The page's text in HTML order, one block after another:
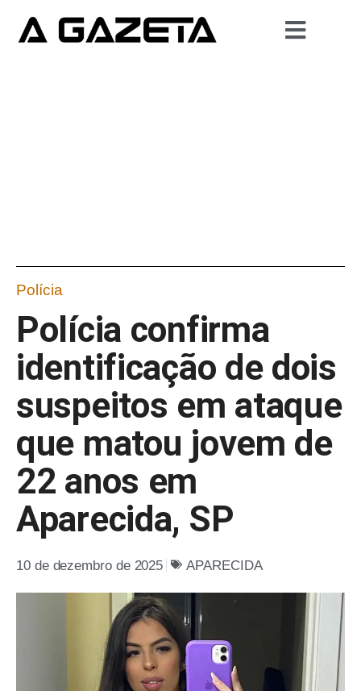
Polícia
Polícia confirma
identificação de dois
suspeitos em ataque
que matou jovem de
22 anos em
Aparecida, SP
10 de dezembro de 2025 APARECIDA